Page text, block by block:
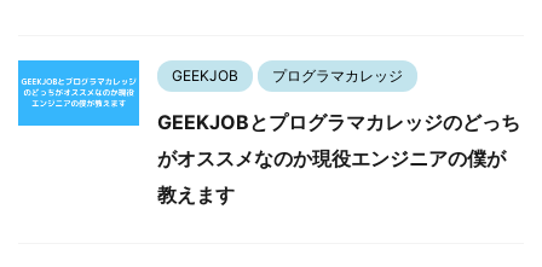
GEEKJOB プログラマカレッジ
GEEKJOBとプログラマカレッジのどっち
がオススメなのか現役エンジニアの僕が
教えます